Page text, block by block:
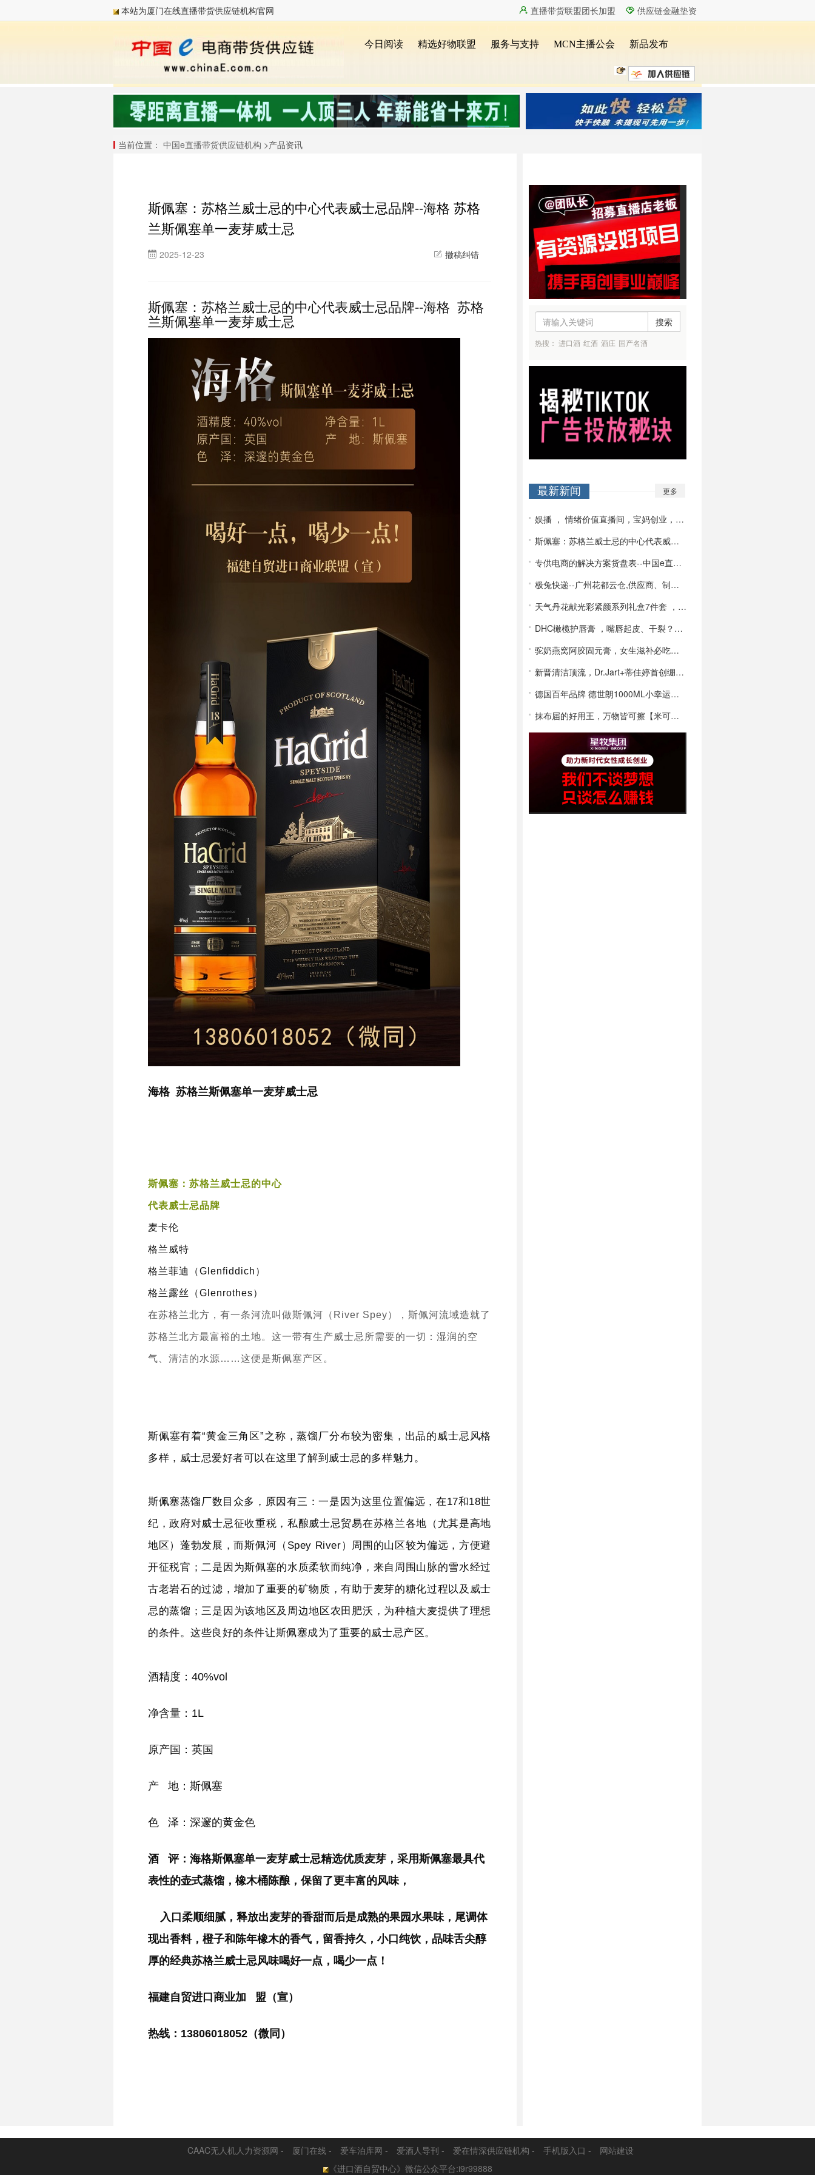
本站为厦门在线直播带货供应链机构官网 供应链金融垫资
直播带货联盟团长加盟
当前位置： 中国e直播带货供应链机构 >产品资讯
斯佩塞：苏格兰威士忌的中心代表威士忌品牌--海格 苏格
兰斯佩塞单一麦芽威士忌
2025-12-23 撤稿纠错
斯佩塞：苏格兰威士忌的中心代表威士忌品牌--海格 苏格
兰斯佩塞单一麦芽威士忌
海格 苏格兰斯佩塞单一麦芽威士忌
斯佩塞：苏格兰威士忌的中心
代表威士忌品牌
麦卡伦
格兰威特
格兰菲迪（Glenfiddich）
格兰露丝（Glenrothes）
在苏格兰北方，有一条河流叫做斯佩河（River Spey），斯佩河流域造就了
苏格兰北方最富裕的土地。这一带有生产威士忌所需要的一切：湿润的空
气、清洁的水源……这便是斯佩塞产区。
斯佩塞有着“黄金三角区”之称，蒸馏厂分布较为密集，出品的威士忌风格
多样，威士忌爱好者可以在这里了解到威士忌的多样魅力。
斯佩塞蒸馏厂数目众多，原因有三：一是因为这里位置偏远，在17和18世
纪，政府对威士忌征收重税，私酿威士忌贸易在苏格兰各地（尤其是高地
地区）蓬勃发展，而斯佩河（Spey River）周围的山区较为偏远，方便避
开征税官；二是因为斯佩塞的水质柔软而纯净，来自周围山脉的雪水经过
古老岩石的过滤，增加了重要的矿物质，有助于麦芽的糖化过程以及威士
忌的蒸馏；三是因为该地区及周边地区农田肥沃，为种植大麦提供了理想
的条件。这些良好的条件让斯佩塞成为了重要的威士忌产区。
酒精度：40%vol
净含量：1L
原产国：英国
产 地：斯佩塞
色 泽：深邃的黄金色
酒 评：海格斯佩塞单一麦芽威士忌精选优质麦芽，采用斯佩塞最具代
表性的壶式蒸馏，橡木桶陈酿，保留了更丰富的风味，
入口柔顺细腻，释放出麦芽的香甜而后是成熟的果园水果味，尾调体
现出香料，橙子和陈年橡木的香气，留香持久，小口纯饮，品味舌尖醇
厚的经典苏格兰威士忌风味喝好一点，喝少一点！
福建自贸进口商业加 盟（宣）
热线：13806018052（微同）
搜索
热搜： 进口酒 红酒 酒庄 国产名酒
最新新闻 更多
娱播 ， 情绪价值直播间，宝妈创业，去电商化…
斯佩塞：苏格兰威士忌的中心代表威士忌品牌--…
专供电商的解决方案货盘表--中国e直播带货供…
极兔快递--广州花都云仓,供应商、制造商、仓…
天气丹花献光彩紧颜系列礼盒7件套 ，打造无龄…
​DHC橄榄护唇膏 ，嘴唇起皮、干裂？这支润…
驼奶燕窝阿胶固元膏，女生滋补必吃补血益气，美…
新晋清洁顶流，Dr.Jart+蒂佳婷首创绷带…
德国百年品牌 德世朗1000ML小幸运系列保…
抹布届的好用王，万物皆可擦【米可马可日式懒人…
CAAC无人机人力资源网 - 厦门在线 - 爱车泊库网 - 爱酒人导刊 - 爱在情深供应链机构 - 手机版入口 -
网站建设
《进口酒自贸中心》微信公众平台:i9r99888